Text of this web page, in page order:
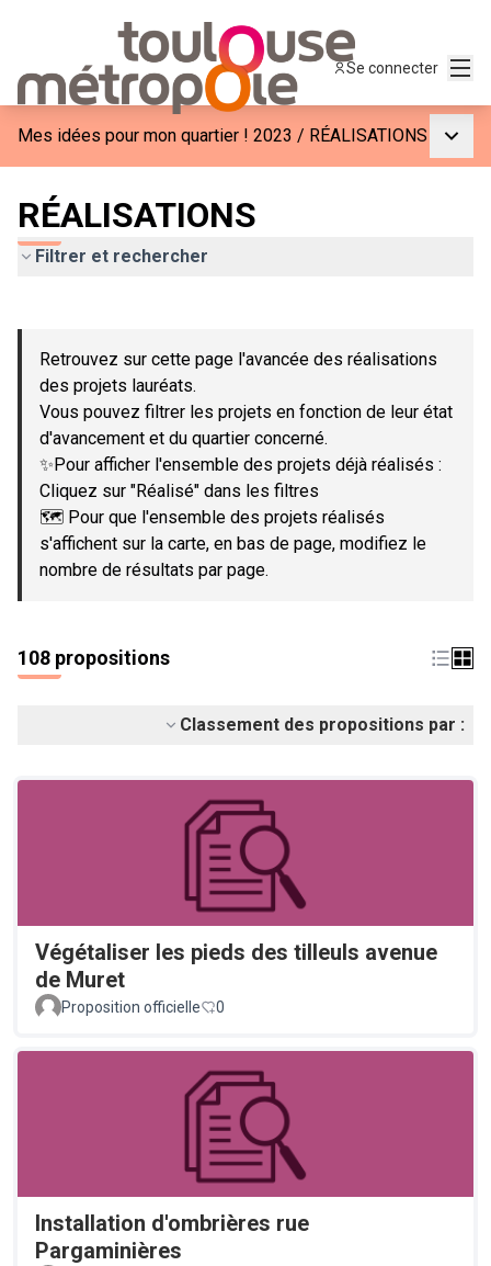
Se connecter
Mes idées pour mon quartier ! 2023 / RÉALISATIONS
RÉALISATIONS
Filtrer et rechercher
−
Retrouvez sur cette page l'avancée des réalisations
des projets lauréats.
Vous pouvez filtrer les projets en fonction de leur état
d'avancement et du quartier concerné.
✨Pour afficher l'ensemble des projets déjà réalisés :
Cliquez sur "Réalisé" dans les filtres
🗺️ Pour que l'ensemble des projets réalisés
s'affichent sur la carte, en bas de page, modifiez le
nombre de résultats par page.
108 propositions
Classement des propositions par :
Végétaliser les pieds des tilleuls avenue
de Muret
Proposition officielle 0
Installation d'ombrières rue
Pargaminières